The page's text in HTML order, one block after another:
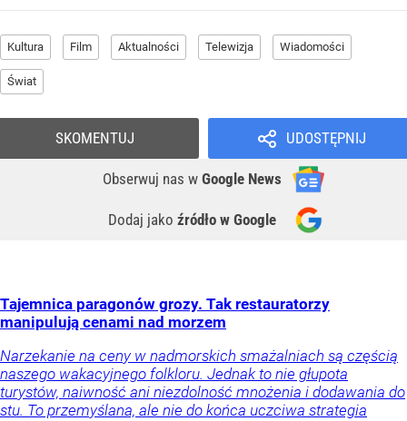
Kultura Film Aktualności Telewizja Wiadomości
Świat
UDOSTĘPNIJ
Obserwuj nas w Google News
Dodaj jako źródło w Google
SKOMENTUJ
Tajemnica paragonów grozy. Tak restauratorzy
manipulują cenami nad morzem
Narzekanie na ceny w nadmorskich smażalniach są częścią
naszego wakacyjnego folkloru. Jednak to nie głupota
turystów, naiwność ani niezdolność mnożenia i dodawania do
stu. To przemyślana, ale nie do końca uczciwa strategia